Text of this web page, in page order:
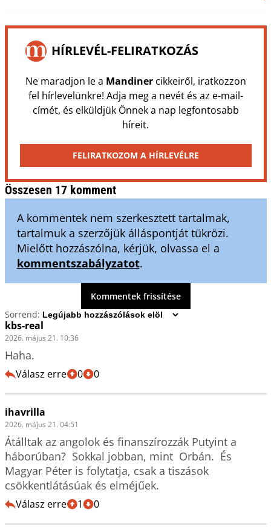
HÍRLEVÉL-FELIRATKOZÁS
Ne maradjon le a Mandinercikkeiről, iratkozzon
fel hírlevelünkre! Adja meg a nevét és az e-mail-
címét, és elküldjük Önnek a nap legfontosabb
híreit.
FELIRATKOZOM A HÍRLEVÉLRE
Összesen 17 komment
A kommentek nem szerkesztett tartalmak,
tartalmuk a szerzőjük álláspontját tükrözi.
Mielőtt hozzászólna, kérjük, olvassa el a
kommentszabályzatot.
Kommentek frissítése
Sorrend:
kbs-real
2026. május 21. 10:36
Haha.
Válasz erre 0 0
ihavrilla
2026. május 21. 04:51
Átálltak az angolok és finanszírozzák Putyint a
háborúban?  Sokkal jobban, mint  Orbán.  És
Magyar Péter is folytatja, csak a tiszások
csökkentlátásúak és elméjűek.
Válasz erre 1 0